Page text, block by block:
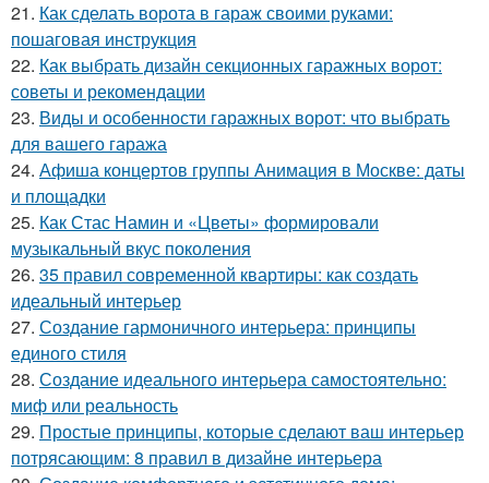
21. Как сделать ворота в гараж своими руками:
пошаговая инструкция
22. Как выбрать дизайн секционных гаражных ворот:
советы и рекомендации
23. Виды и особенности гаражных ворот: что выбрать
для вашего гаража
24. Афиша концертов группы Анимация в Москве: даты
и площадки
25. Как Стас Намин и «Цветы» формировали
музыкальный вкус поколения
26. 35 правил современной квартиры: как создать
идеальный интерьер
27. Создание гармоничного интерьера: принципы
единого стиля
28. Создание идеального интерьера самостоятельно:
миф или реальность
29. Простые принципы, которые сделают ваш интерьер
потрясающим: 8 правил в дизайне интерьера